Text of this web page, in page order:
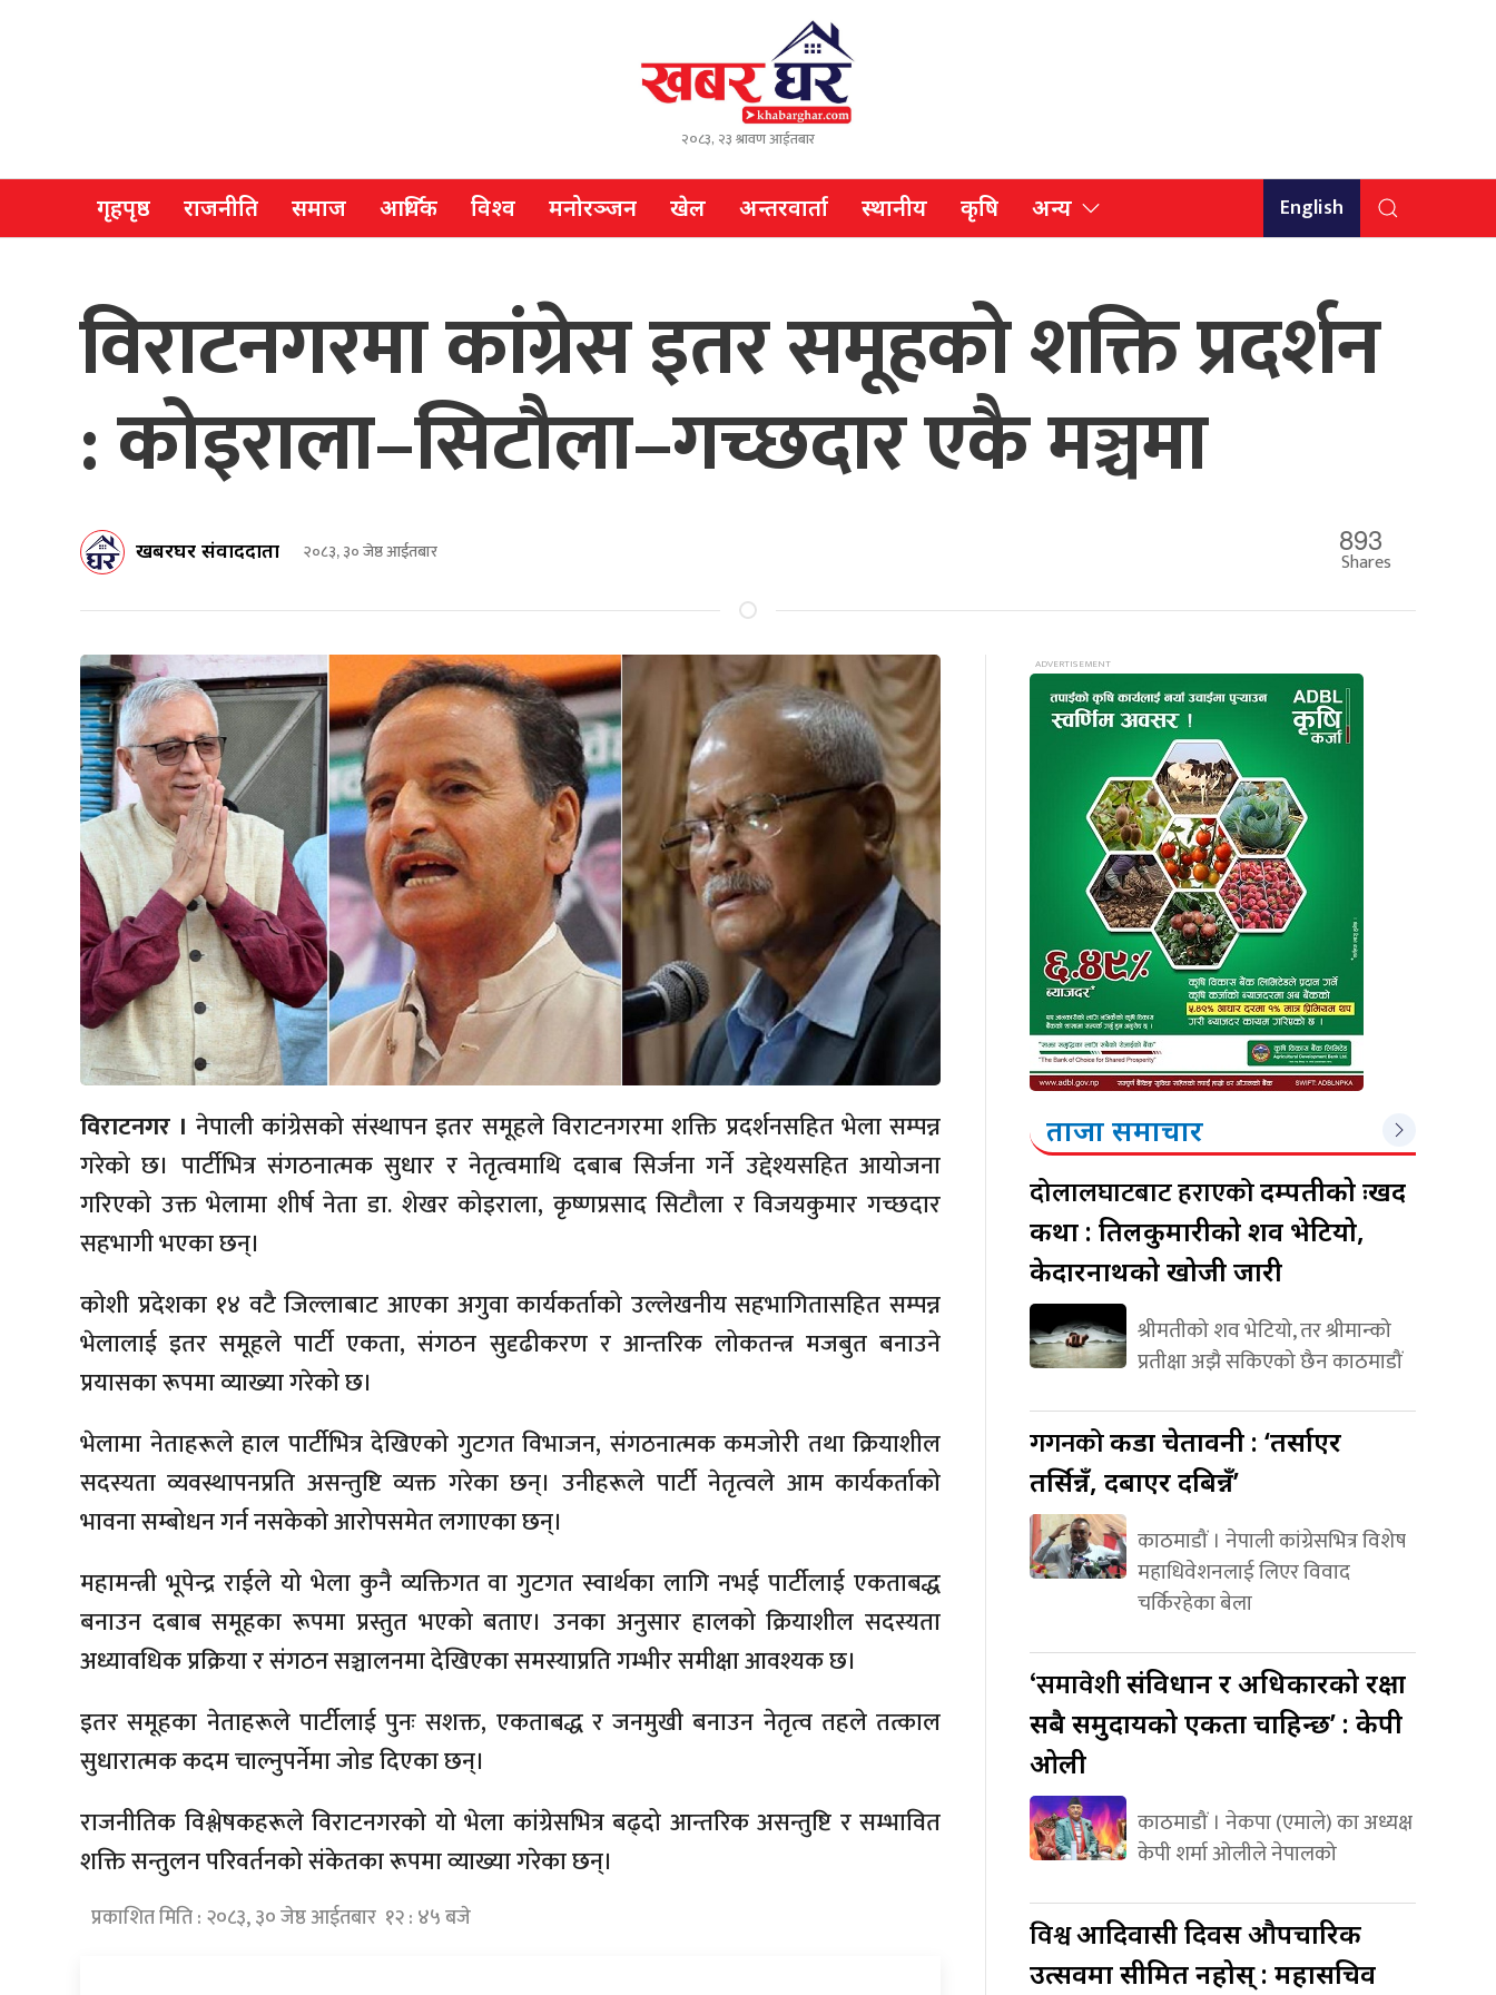
२०८३, २३ श्रावण आईतबार
गृहपृष्ठ राजनीति समाज आर्थिक विश्व मनोरञ्जन खेल अन्तरवार्ता स्थानीय कृषि अन्य English
विराटनगरमा कांग्रेस इतर समूहको शक्ति प्रदर्शन
: कोइराला–सिटौला–गच्छदार एकै मञ्चमा
खबरघर संवाददाता २०८३, ३० जेष्ठ आईतबार 893
Shares
विराटनगर । नेपाली कांग्रेसको संस्थापन इतर समूहले विराटनगरमा शक्ति प्रदर्शनसहित भेला सम्पन्न
गरेको छ। पार्टीभित्र संगठनात्मक सुधार र नेतृत्वमाथि दबाब सिर्जना गर्ने उद्देश्यसहित आयोजना
गरिएको उक्त भेलामा शीर्ष नेता डा. शेखर कोइराला, कृष्णप्रसाद सिटौला र विजयकुमार गच्छदार
सहभागी भएका छन्।
कोशी प्रदेशका १४ वटै जिल्लाबाट आएका अगुवा कार्यकर्ताको उल्लेखनीय सहभागितासहित सम्पन्न
भेलालाई इतर समूहले पार्टी एकता, संगठन सुदृढीकरण र आन्तरिक लोकतन्त्र मजबुत बनाउने
प्रयासका रूपमा व्याख्या गरेको छ।
भेलामा नेताहरूले हाल पार्टीभित्र देखिएको गुटगत विभाजन, संगठनात्मक कमजोरी तथा क्रियाशील
सदस्यता व्यवस्थापनप्रति असन्तुष्टि व्यक्त गरेका छन्। उनीहरूले पार्टी नेतृत्वले आम कार्यकर्ताको
भावना सम्बोधन गर्न नसकेको आरोपसमेत लगाएका छन्।
महामन्त्री भूपेन्द्र राईले यो भेला कुनै व्यक्तिगत वा गुटगत स्वार्थका लागि नभई पार्टीलाई एकताबद्ध
बनाउन दबाब समूहका रूपमा प्रस्तुत भएको बताए। उनका अनुसार हालको क्रियाशील सदस्यता
अध्यावधिक प्रक्रिया र संगठन सञ्चालनमा देखिएका समस्याप्रति गम्भीर समीक्षा आवश्यक छ।
इतर समूहका नेताहरूले पार्टीलाई पुनः सशक्त, एकताबद्ध र जनमुखी बनाउन नेतृत्व तहले तत्काल
सुधारात्मक कदम चाल्नुपर्नेमा जोड दिएका छन्।
राजनीतिक विश्लेषकहरूले विराटनगरको यो भेला कांग्रेसभित्र बढ्दो आन्तरिक असन्तुष्टि र सम्भावित
शक्ति सन्तुलन परिवर्तनको संकेतका रूपमा व्याख्या गरेका छन्।
प्रकाशित मिति : २०८३, ३० जेष्ठ आईतबार १२ : ४५ बजे
ताजा समाचार
दोलालघाटबाट हराएकोदम्पतीको दुःखद
कथा : तिलकुमारीको शव भेटियो,
केदारनाथको खोजी जारी
श्रीमतीको शव भेटियो, तर श्रीमान्को
प्रतीक्षा अझै सकिएको छैन काठमाडौं
गगनकोकडा चेतावनी : ‘तर्साएर
तर्सिन्नँ, दबाएर दबिन्नँ’
काठमाडौं । नेपाली कांग्रेसभित्र विशेष
महाधिवेशनलाई लिएर विवाद
चर्किरहेका बेला
‘समावेशीसंविधान र अधिकारको रक्षा
सबै समुदायको एकता चाहिन्छ’ : केपी
ओली
काठमाडौं । नेकपा (एमाले) का अध्यक्ष
केपी शर्मा ओलीले नेपालको
विश्वआदिवासी दिवस औपचारिक
उत्सवमा सीमित नहोस् : महासचिव